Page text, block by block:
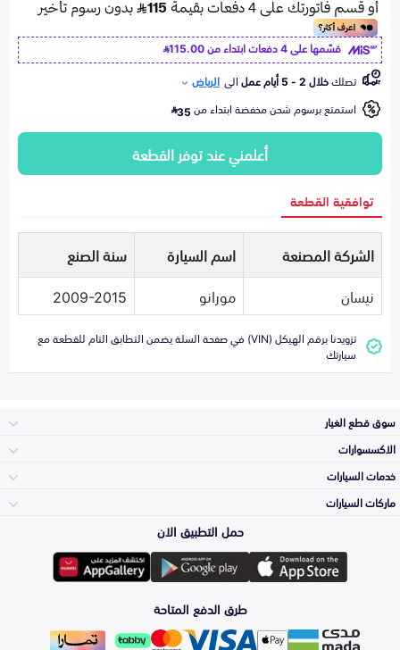
قسّمها على 4 دفعات ابتداء من
115.00
تصلكخلال 2 - 5 أيام عمل الى الرياض
استمتع برسوم شحن مخفضة ابتداء من35
أعلمني عند توفر القطعة
توافقية القطعة
الشركة المصنعة اسم السيارة
سنة الصنع
نيسان
مورانو 2009-2015
تزويدنا برقم الهيكل (VIN) في صفحة السلة يضمن التطابق التام للقطعة مع
سيارتك
سوق قطع الغيار
المكائن، القيرات
وملحقاتها
الشمعات
والاصطبات (الاضاءة)
الاكسسوارات
لوازم الرحلات
اكسسوارات العناية
خدمات السيارات
الأكثر مبيعاً
ماركات السيارات
تويوتا
هيونداي
حمل التطبيق الان
طرق الدفع المتاحة